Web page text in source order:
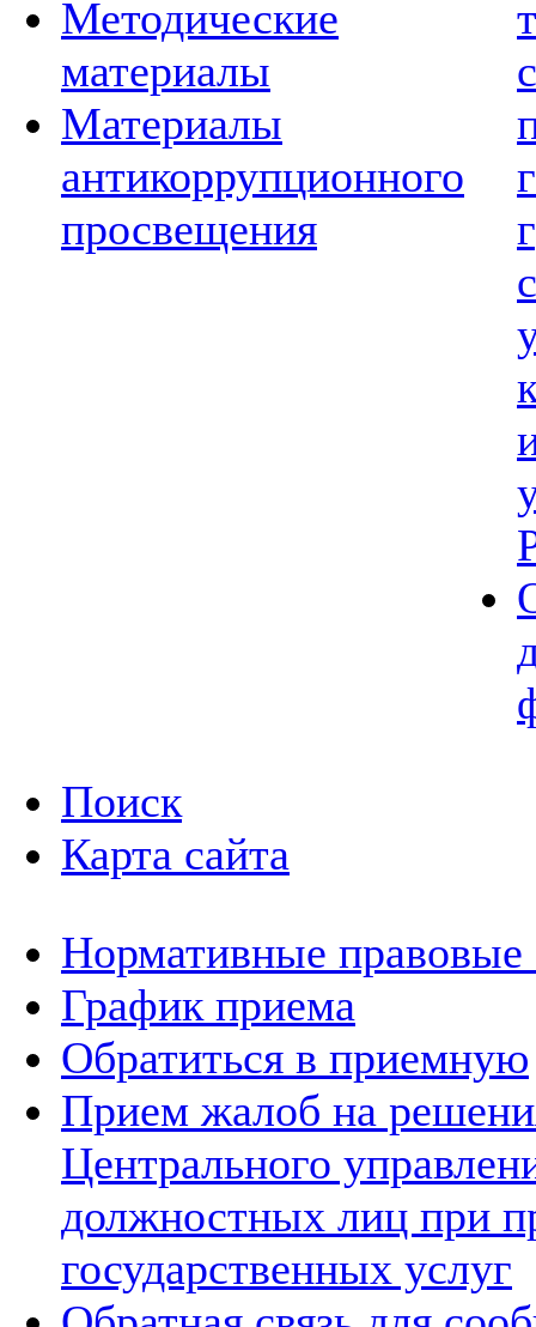
Методические
материалы
Материалы
антикоррупционного
просвещения
Поиск
Карта сайта
Нормативные правовые
График приема
Обратиться в приемную
Прием жалоб на
Центрального
должностных лиц при
государственных услуг